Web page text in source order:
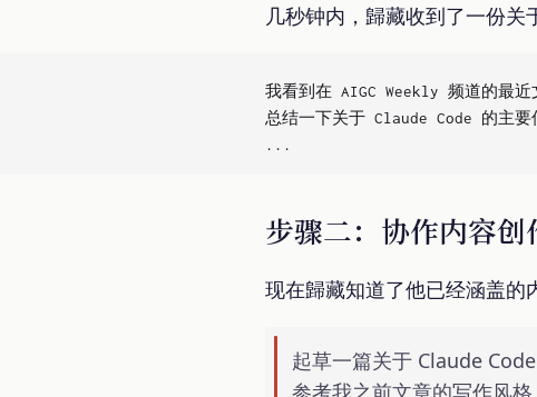
几秒钟内，歸藏收到了一份关
我看到在 AIGC Weekly 频道的最
总结一下关于 Claude Code 的主要
步骤二：协作内容创
现在歸藏知道了他已经涵盖的
起草一篇关于 Claude
参考我之前文章的写作风格